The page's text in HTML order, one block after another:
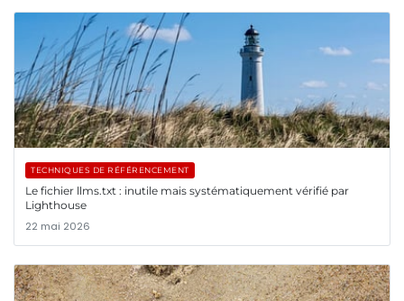
TECHNIQUES DE RÉFÉRENCEMENT
Le fichier llms.txt : inutile mais systématiquement vérifié par
Lighthouse
22 mai 2026